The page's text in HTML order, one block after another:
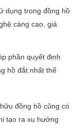
dụng trong đồng hồ
càng cao, giá
phần quyết định
hồ đắt nhất thế
đồng hồ cũng có
tạo ra xu hướng